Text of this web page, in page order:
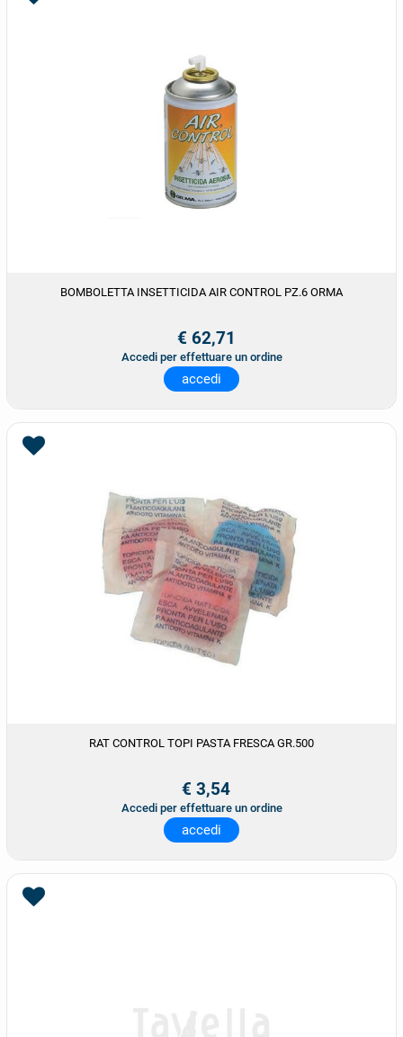
BOMBOLETTA INSETTICIDA AIR CONTROL PZ.6 ORMA
€ 62,71
Accedi per effettuare un ordine
accedi
RAT CONTROL TOPI PASTA FRESCA GR.500
€ 3,54
Accedi per effettuare un ordine
accedi